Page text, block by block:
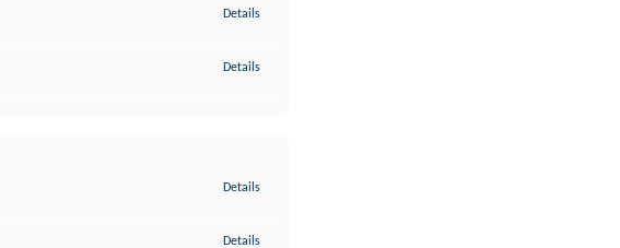
Details
Details
Details
Details